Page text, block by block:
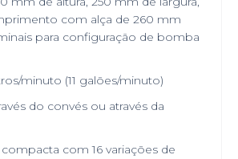
com alça de 260 mm
para configuração de bomba
minuto (11 galões/minuto)
do convés ou através da
com 16 variações de